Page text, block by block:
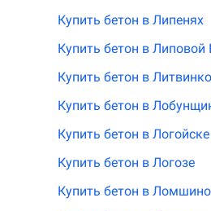
Купить бетон в Липенях
Купить бетон в Липовой
Купить бетон в
Купить бетон в
Купить бетон в Логойске
Купить бетон в Логозе
Купить бетон в Ломшино